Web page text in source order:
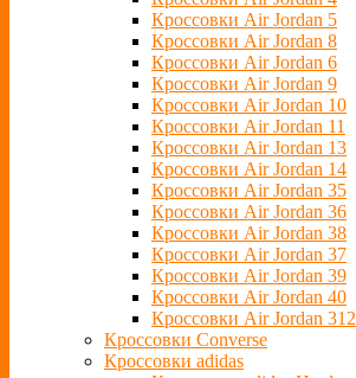
Кроссовки Air Jordan 5
Кроссовки Air Jordan 8
Кроссовки Air Jordan 6
Кроссовки Air Jordan 9
Кроссовки Air Jordan 10
Кроссовки Air Jordan 11
Кроссовки Air Jordan 13
Кроссовки Air Jordan 14
Кроссовки Air Jordan 35
Кроссовки Air Jordan 36
Кроссовки Air Jordan 38
Кроссовки Air Jordan 37
Кроссовки Air Jordan 39
Кроссовки Air Jordan 40
Кроссовки Air Jordan 312
Кроссовки Converse
Кроссовки adidas